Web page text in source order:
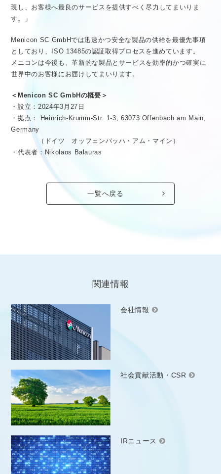
現し、お客様へ最良のサービスを提供すべく尽力してまいりま
す。」
Menicon SC GmbHでは迅速かつ安全な製品の供給を最優先事項
としており、ISO 13485の認証取得プロセスを進めています。
メニコンは今後も、革新的な製品とサービスを効率的かつ確実に
世界中のお客様にお届けしてまいります。
＜Menicon SC GmbHの概要＞
・設立：2024年3月27日
・拠点： Heinrich-Krumm-Str. 1-3, 63073 Offenbach am Main,
Germany
（ドイツ オッフェンバッハ・アム・マイン）
・代表者：Nikolaos Balauras
一覧へ戻る
関連情報
会社情報
社会貢献活動・CSR
IRニュース